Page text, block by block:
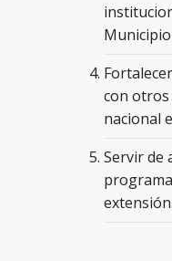
con otros
nacional
Servir de
extensión.